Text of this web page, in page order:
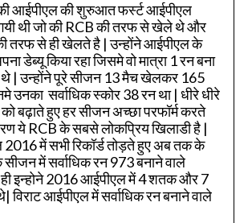
की आईपीएल की शुरुआत फर्स्ट आईपीएल
थी जो की RCB की तरफ से खेले थे और
तरफ से ही खेलते है | उन्होंने आईपीएल के
डेब्यू किया रहा जिसमे वो मात्रा 1 रन बना
थे | उन्होंने पूरे सीजन 13 मैच खेलकर 165
उनका सर्वाधिक स्कोर 38 रन था | धीरे धीरे
बढ़ाते हुए हर सीजन अच्छा परफॉर्म करते
ये RCB के सबसे लोकप्रिय खिलाडी है |
2016 में सभी रिकॉर्ड तोड़ते हुए अब तक के
में सर्वाधिक रन 973 बनाने वाले
ही इन्होने 2016 आईपीएल में 4 शतक और 7
आईपीएल में सर्वाधिक रन बनाने वाले